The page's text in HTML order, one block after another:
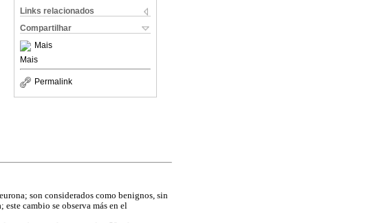
Links relacionados
Compartilhar
Mais
Mais
Permalink
son considerados como benignos, sin
cambio se observa más en el